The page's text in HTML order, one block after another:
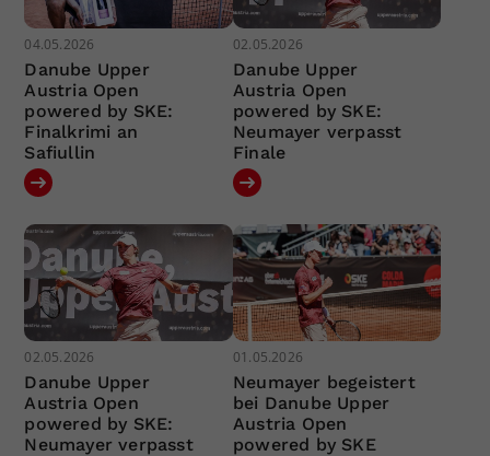
04.05.2026
Danube Upper
Austria Open
powered by SKE:
Finalkrimi an
Safiullin
02.05.2026
Danube Upper
Austria Open
powered by SKE:
Neumayer verpasst
Finale
02.05.2026
Danube Upper
Austria Open
powered by SKE:
Neumayer verpasst
01.05.2026
Neumayer begeistert
bei Danube Upper
Austria Open
powered by SKE